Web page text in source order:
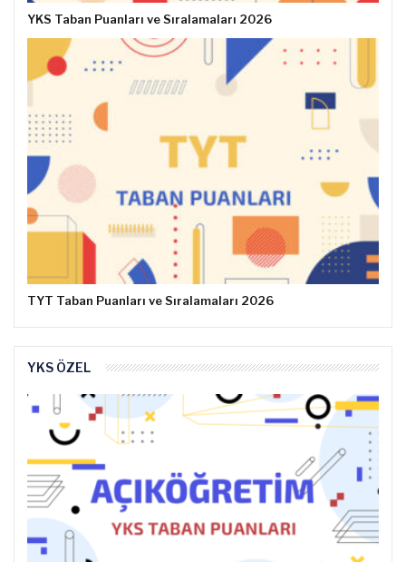
YKS Taban Puanları ve Sıralamaları 2026
TYT Taban Puanları ve Sıralamaları 2026
YKS ÖZEL